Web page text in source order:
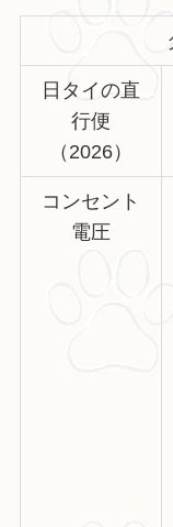
日タイの直
行便
（2026）
コンセント
電圧